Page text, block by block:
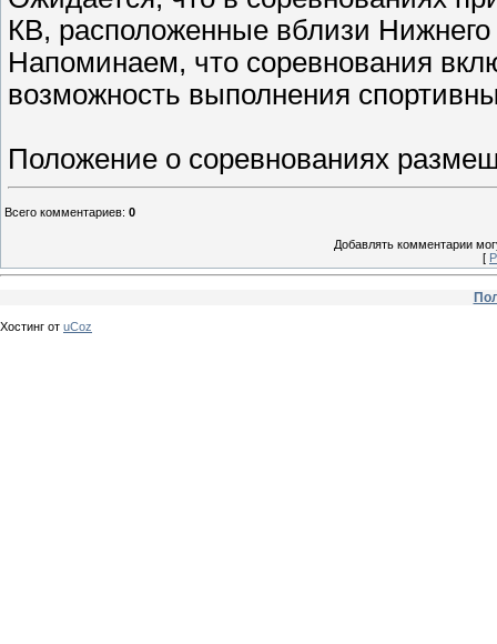
КВ, расположенные вблизи Нижнего
Напоминаем, что соревнования
возможность выполнения
Положение о соревнованиях
Всего комментариев: 0
Добавлять комментарии
[
Хостинг от uCoz